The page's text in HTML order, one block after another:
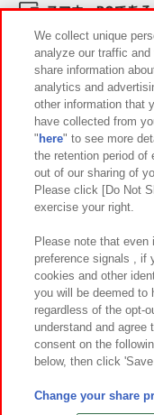
スマホ・PCであ
イベント・キャン
関連会社
プライバシーポリシー
お取引先さま
カスタマーハラスメント
We collect unique
analyze our traffic
share information
analytics and
other information that
have collected from
" here" to see more
the retention period of
out of our sharing of
Please click [Do Not
exercise your right.
Please note that even
preference signals , if
cookies and other
you will be deemed to
regardless of the opt-
understand and agree
consent on the
below, then click
Change your share